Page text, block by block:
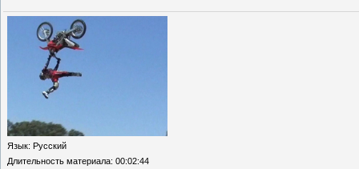
Язык: Русский
Длительность материала: 00:02:44